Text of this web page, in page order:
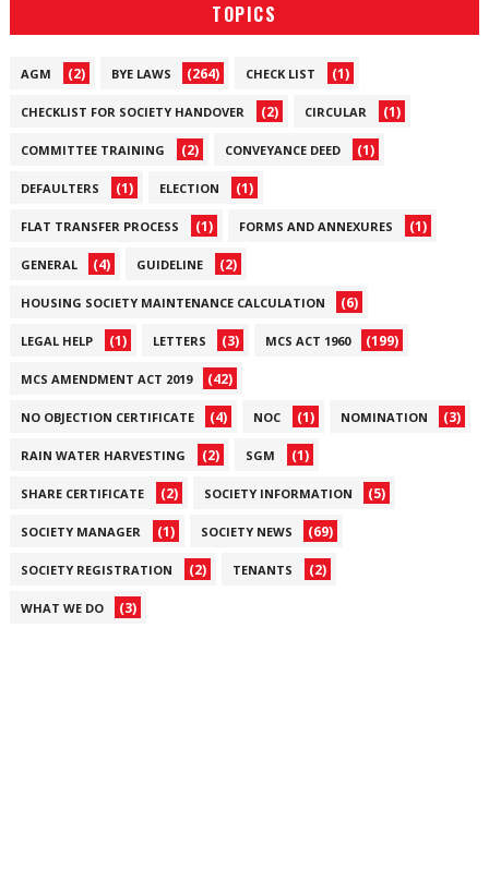
TOPICS
AGM (2) BYE LAWS (264) CHECK LIST (1)
CHECKLIST FOR SOCIETY HANDOVER (2) CIRCULAR (1)
COMMITTEE TRAINING (2) CONVEYANCE DEED (1)
DEFAULTERS (1) ELECTION (1)
FLAT TRANSFER PROCESS (1) FORMS AND ANNEXURES (1)
GENERAL (4) GUIDELINE (2)
HOUSING SOCIETY MAINTENANCE CALCULATION (6)
LEGAL HELP (1) LETTERS (3) MCS ACT 1960 (199)
MCS AMENDMENT ACT 2019 (42)
NO OBJECTION CERTIFICATE (4) NOC (1) NOMINATION (3)
RAIN WATER HARVESTING (2) SGM (1)
SHARE CERTIFICATE (2) SOCIETY INFORMATION (5)
SOCIETY MANAGER (1) SOCIETY NEWS (69)
SOCIETY REGISTRATION (2) TENANTS (2)
WHAT WE DO (3)